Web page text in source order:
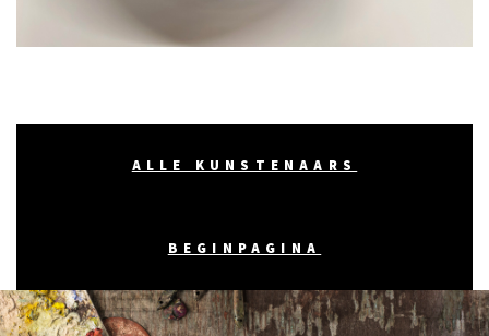
ALLE KUNSTENAARS
BEGINPAGINA